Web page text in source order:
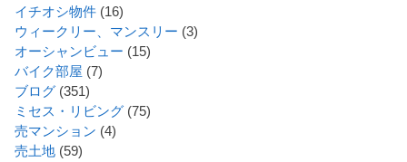
イチオシ物件 (16)
ウィークリー、マンスリー (3)
オーシャンビュー (15)
バイク部屋 (7)
ブログ (351)
ミセス・リビング (75)
売マンション (4)
売土地 (59)